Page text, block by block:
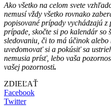
Ako všetko na celom svete
nemusí vždy všetko rovnako
popisované prípady vychádzajú z
prípade, skočte si po kalendár so
sledovaniu, či to má účinok
uvedomovať si a pokúsiť sa
nemusia prísť, lebo vaša
vašej pozornosti.
ZDIEĽAŤ
Facebook
Twitter